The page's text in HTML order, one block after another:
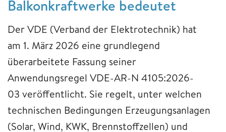
Balkonkraftwerke bedeutet
Der VDE (Verband der Elektrotechnik) hat
am 1. März 2026 eine grundlegend
überarbeitete Fassung seiner
Anwendungsregel VDE-AR-N 4105:2026-
03 veröffentlicht. Sie regelt, unter welchen
technischen Bedingungen Erzeugungsanlagen
(Solar, Wind, KWK, Brennstoffzellen) und